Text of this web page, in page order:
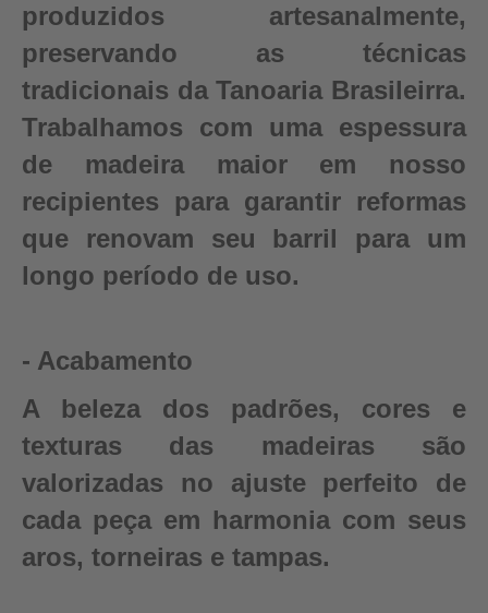
produzidos artesanalmente,
preservando as técnicas
tradicionais da Tanoaria Brasileirra.
Trabalhamos com uma espessura
de madeira maior em nosso
recipientes para garantir reformas
que renovam seu barril para um
longo período de uso.
- Acabamento
A beleza dos padrões, cores e
texturas das madeiras são
valorizadas no ajuste perfeito de
cada peça em harmonia com seus
aros, torneiras e tampas.